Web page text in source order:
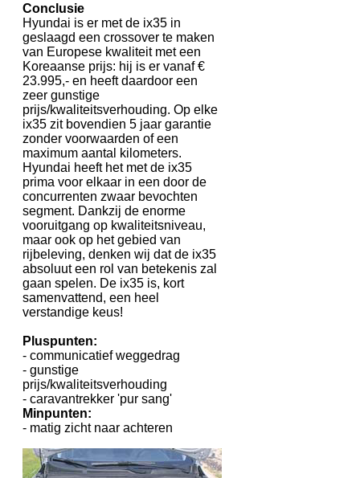
Conclusie
Hyundai is er met de ix35 in
geslaagd een crossover te maken
van Europese kwaliteit met een
Koreaanse prijs: hij is er vanaf €
23.995,- en heeft daardoor een
zeer gunstige
prijs/kwaliteitsverhouding. Op elke
ix35 zit bovendien 5 jaar garantie
zonder voorwaarden of een
maximum aantal kilometers.
Hyundai heeft het met de ix35
prima voor elkaar in een door de
concurrenten zwaar bevochten
segment. Dankzij de enorme
vooruitgang op kwaliteitsniveau,
maar ook op het gebied van
rijbeleving, denken wij dat de ix35
absoluut een rol van betekenis zal
gaan spelen. De ix35 is, kort
samenvattend, een heel
verstandige keus!
Pluspunten:
- communicatief weggedrag
- gunstige
prijs/kwaliteitsverhouding
- caravantrekker 'pur sang'
Minpunten:
- matig zicht naar achteren